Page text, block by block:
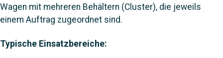
Wagen mit mehreren Behältern (Cluster), die jeweils
einem Auftrag zugeordnet sind.
Typische Einsatzbereiche: